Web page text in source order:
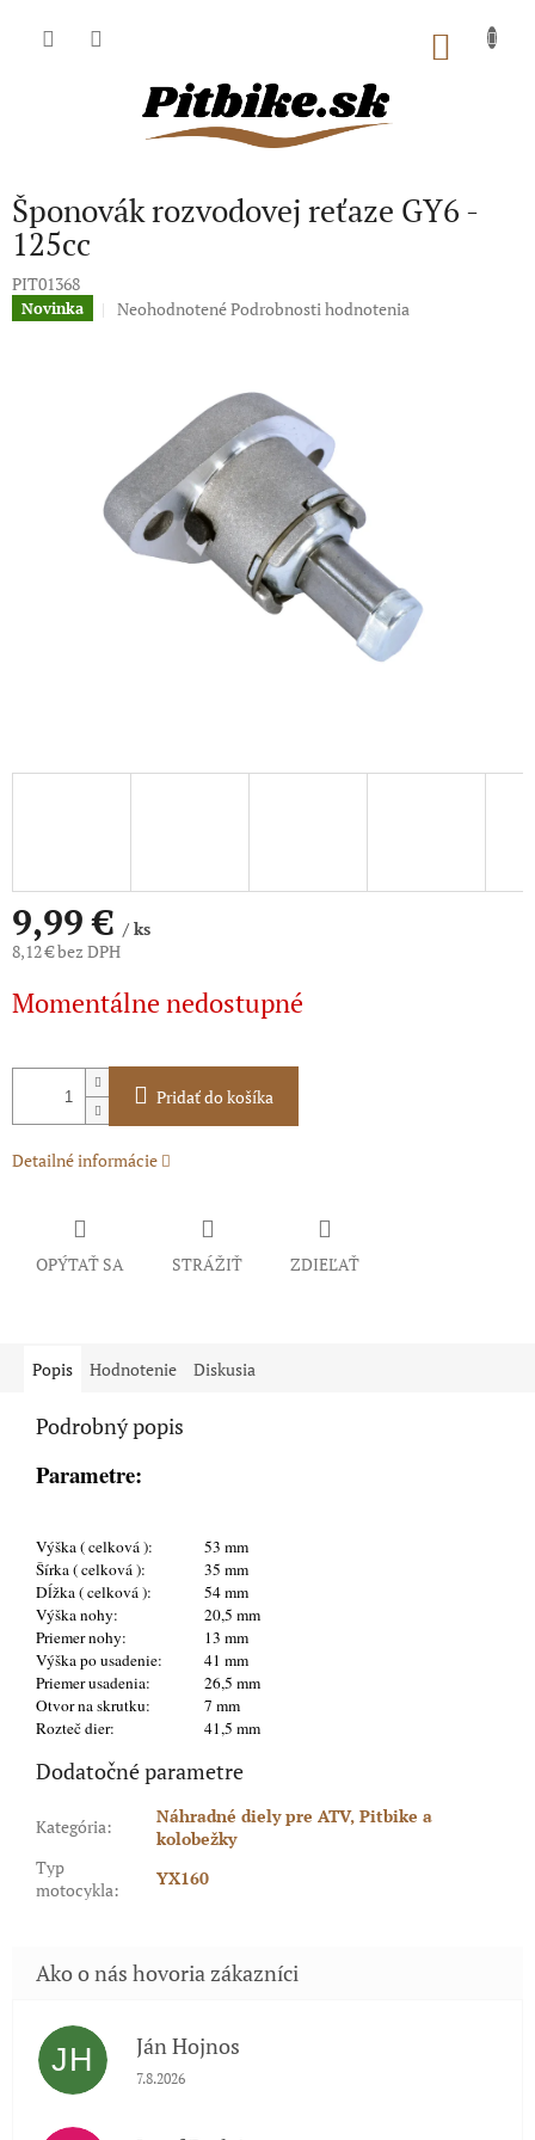
Šponovák rozvodovej reťaze GY6 -
125cc
PIT01368
Novinka
Priemerné
hviezdičiek.
NeohodnotenéPodrobnosti hodnotenia
9,99 €/ ks
8,12 € bez DPH
cena:
Momentálne nedostupné
Pridať do košíka
Detailné informácie
OPÝTAŤ SA STRÁŽIŤ ZDIEĽAŤ
Popis Hodnotenie Diskusia
Podrobný popis
Parametre:
Výška ( celková ):
53 mm
Šírka ( celková ):
35 mm
Dĺžka ( celková ):
54 mm
Výška nohy:
20,5 mm
Priemer nohy:
13 mm
Výška po usadenie:
41 mm
Priemer usadenia:
26,5 mm
Otvor na skrutku:
7 mm
Rozteč dier:
41,5 mm
Dodatočné parametre
Kategória:
Náhradné diely pre ATV, Pitbike a
kolobežky
Typ
motocykla:
YX160
JH Ján Hojnos
Hodnotenie obchodu je 5 z 5 hviezdičiek.
7.8.2026